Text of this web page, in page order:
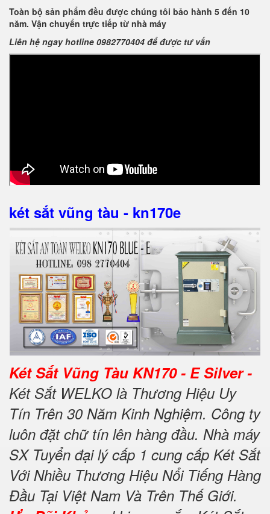
Toàn bộ sản phẩm đều được chúng tôi bảo hành 5 đến 10
năm. Vận chuyển trực tiếp từ nhà máy
Liên hệ ngay hotline 0982770404 để được tư vấn
két sắt vũng tàu - kn170e
Két Sắt Vũng Tàu KN170 - E Silver -
Két Sắt WELKO là Thương Hiệu Uy
Tín Trên 30 Năm Kinh Nghiệm. Công ty
luôn đặt chữ tín lên hàng đầu. Nhà máy
SX Tuyển đại lý cấp 1 cung cấp Két Sắt
Với Nhiều Thương Hiệu Nổi Tiếng Hàng
Đầu Tại Việt Nam Và Trên Thế Giới.